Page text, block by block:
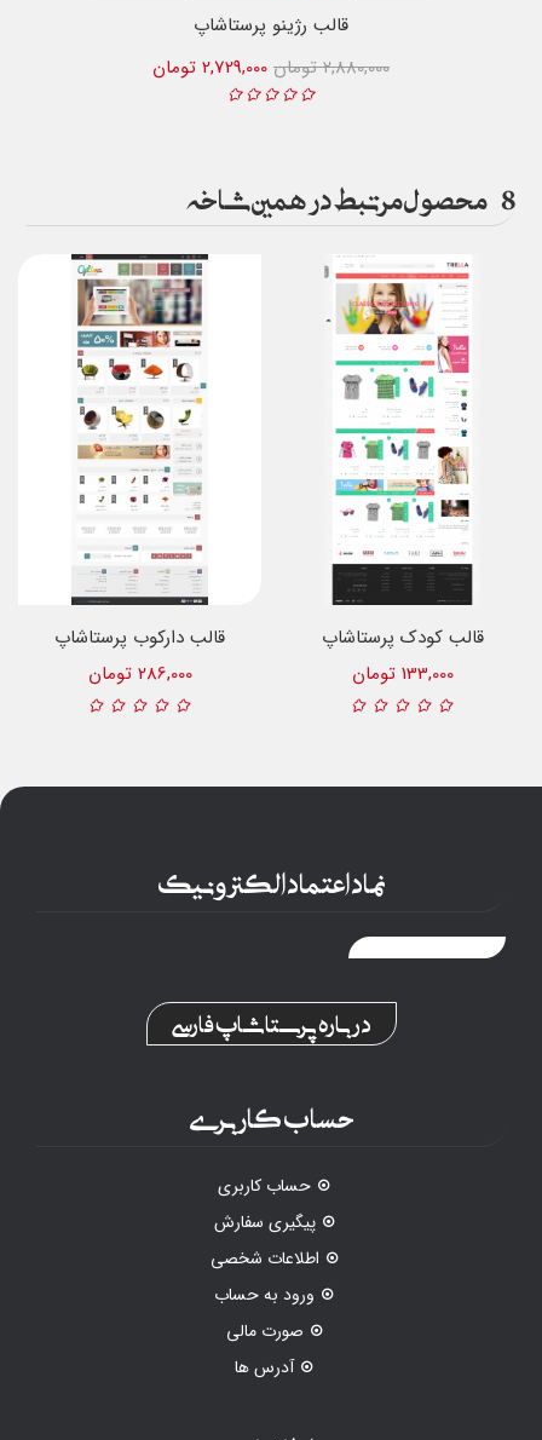
قالب رژینو پرستاشاپ
2,729,000 تومان
2,880,000 تومان
8 محصول مرتبط در همین شاخه
قالب دارکوب پرستاشاپ
286,000 تومان
قالب کودک پرستاشاپ
133,000 تومان
نماد اعتماد الکترونیک
درباره پرستاشاپ فارسی
حساب کاربری
حساب کاربری
پیگیری سفارش
اطلاعات شخصی
ورود به حساب
صورت مالی
آدرس ها